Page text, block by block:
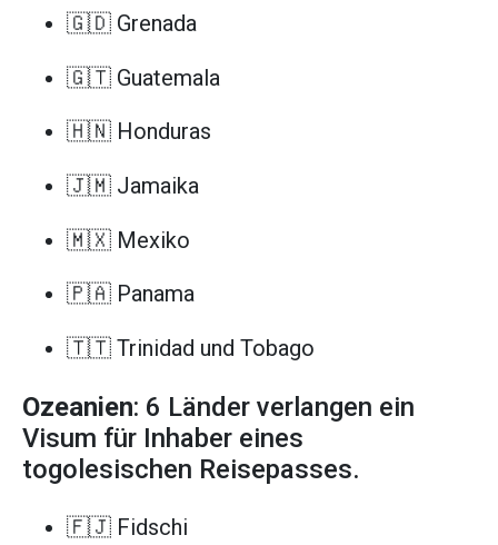
🇬🇩 Grenada
🇬🇹 Guatemala
🇭🇳 Honduras
🇯🇲 Jamaika
🇲🇽 Mexiko
🇵🇦 Panama
🇹🇹 Trinidad und Tobago
Ozeanien: 6 Länder verlangen ein
Visum für Inhaber eines
togolesischen Reisepasses.
🇫🇯 Fidschi